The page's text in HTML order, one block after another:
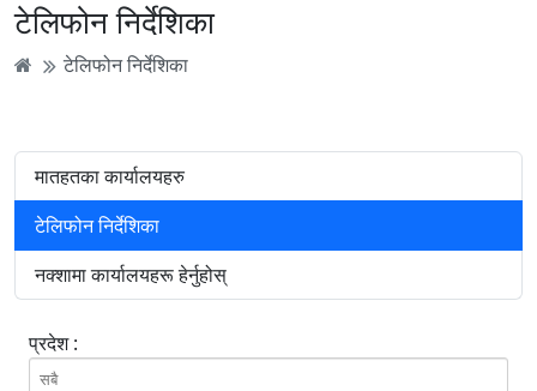
टेलिफोन निर्देशिका
टेलिफोन निर्देशिका
मातहतका कार्यालयहरु
टेलिफोन निर्देशिका
नक्शामा कार्यालयहरू हेर्नुहोस्
प्रदेश :